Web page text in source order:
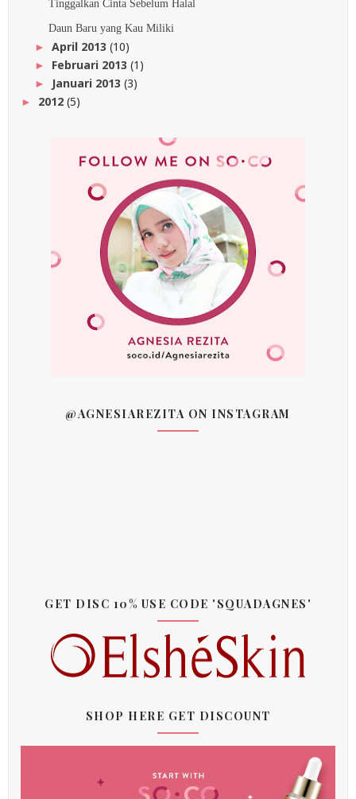
Tinggalkan Cinta Sebelum Halal
Daun Baru yang Kau Miliki
► April 2013 (10)
► Februari 2013 (1)
► Januari 2013 (3)
► 2012 (5)
@AGNESIAREZITA ON INSTAGRAM
GET DISC 10% USE CODE 'SQUADAGNES'
SHOP HERE GET DISCOUNT